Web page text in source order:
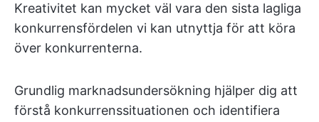
Kreativitet kan mycket väl vara den sista lagliga
konkurrensfördelen vi kan utnyttja för att köra
över konkurrenterna.
Grundlig marknadsundersökning hjälper dig att
förstå konkurrenssituationen och identifiera